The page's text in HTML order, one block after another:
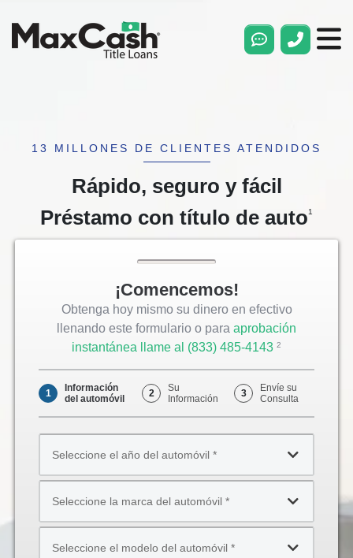
13 MILLONES DE CLIENTES ATENDIDOS
Rápido, seguro y fácil
Préstamo con título de auto1
¡Comencemos!
Obtenga hoy mismo su dinero en efectivo
llenando este formulario o para aprobación
instantánea llame al (833) 485-4143 Opens
Phone
2
1
Información
del automóvil
2
Su
Información
3
Envíe su
Consulta
año
automóvil
*marca
automóvil